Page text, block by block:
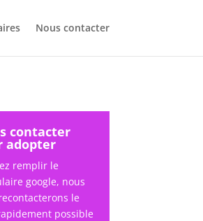
Nous contacter
contacter
adopter
remplir le
google, nous
le
possible